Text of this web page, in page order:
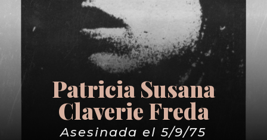
Patricia Susana
Claverie Freda
Asesinada el 5/9/75